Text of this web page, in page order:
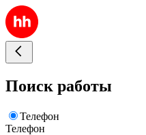
Поиск работы
Телефон
Телефон